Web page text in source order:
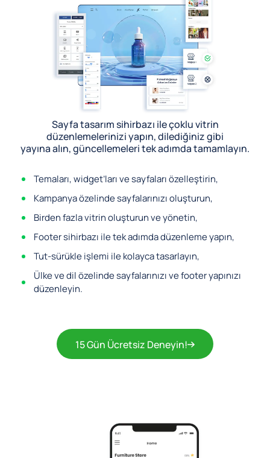
Sayfa tasarım sihirbazı ile çoklu vitrin
düzenlemelerinizi yapın, dilediğiniz gibi
yayına alın, güncellemeleri tek adımda tamamlayın.
Temaları, widget’ları ve sayfaları özelleştirin,
Kampanya özelinde sayfalarınızı oluşturun,
Birden fazla vitrin oluşturun ve yönetin,
Footer sihirbazı ile tek adımda düzenleme yapın,
Tut-sürükle işlemi ile kolayca tasarlayın,
Ülke ve dil özelinde sayfalarınızı ve footer yapınızı
düzenleyin.
15 Gün Ücretsiz Deneyin!